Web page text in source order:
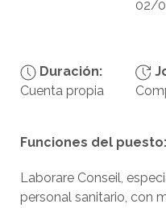
02/
Duración:
Cuenta propia
Funciones del puesto:
Laborare Conseil,
personal sanitario, con